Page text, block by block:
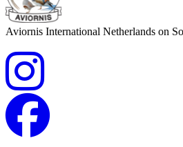
Aviornis International Netherlands on